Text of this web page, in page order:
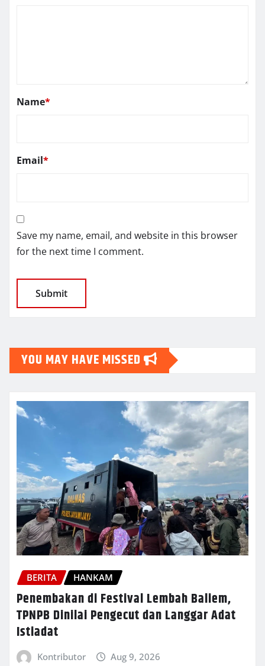
Name*
Email*
Save my name, email, and website in this browser
for the next time I comment.
YOU MAY HAVE MISSED
BERITA HANKAM
Penembakan di Festival Lembah Baliem,
TPNPB Dinilai Pengecut dan Langgar Adat
Istiadat
Kontributor Aug 9, 2026